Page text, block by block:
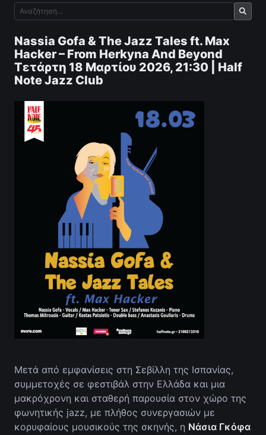
Nassia Gofa & The Jazz Tales ft. Max
Hacker – From Herkyna And Beyond
Τετάρτη 18 Μαρτίου 2026, 21:30 | Half
Note Jazz Club
Μετά από εμφανίσεις στη Σεβίλλη της Ισπανίας,
συμμετοχές σε φεστιβάλ στην Ελλάδα και μια
μακρόχρονη και σταθερή παρουσία στον χώρο της
φωνητικής jazz, με πλήθος συνεργασιών με
κορυφαίους μουσικούς της σκηνής, η Νάσια Γκόφα